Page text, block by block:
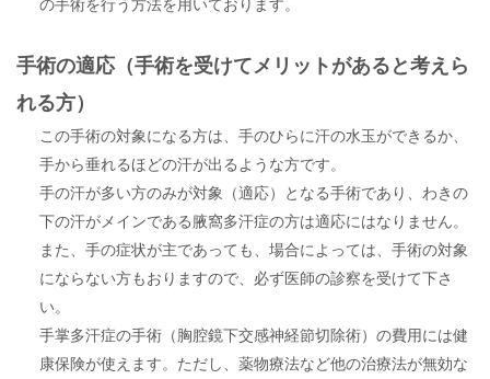
手術の適応（手術を受けてメリットがあると考えら
れる方）
この手術の対象になる方は、手のひらに汗の水玉ができるか、
手から垂れるほどの汗が出るような方です。
手の汗が多い方のみが対象（適応）となる手術であり、わきの
下の汗がメインである腋窩多汗症の方は適応にはなりません。
また、手の症状が主であっても、場合によっては、手術の対象
にならない方もおりますので、必ず医師の診察を受けて下さ
い。
手掌多汗症の手術（胸腔鏡下交感神経節切除術）の費用には健
康保険が使えます。ただし、薬物療法など他の治療法が無効な